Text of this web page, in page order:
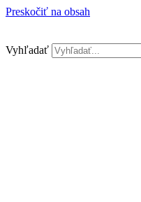
Preskočiť na obsah
Vyhľadať